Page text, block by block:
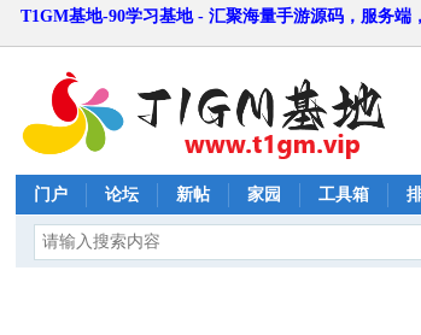
T1GM基地-90学习基地 - 汇聚海量手游源码，服务端
门户 论坛 新帖 家园 工具箱